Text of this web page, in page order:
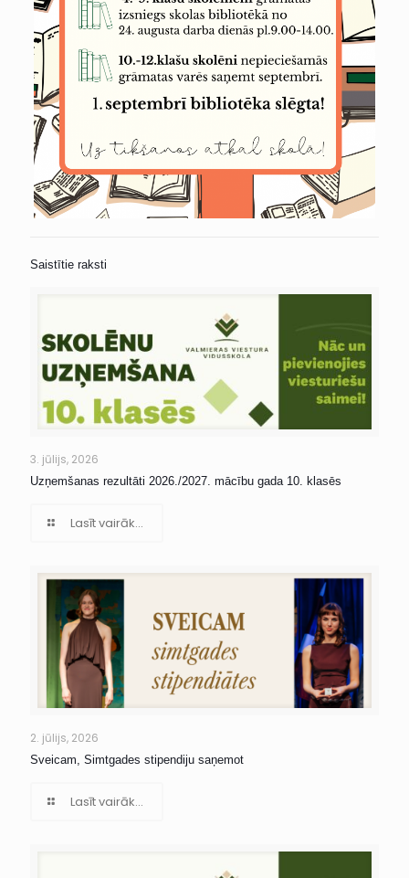
Saistītie raksti
3. jūlijs, 2026
Uzņemšanas rezultāti 2026./2027. mācību gada 10. klasēs
Lasīt vairāk...
2. jūlijs, 2026
Sveicam, Simtgades stipendiju saņemot
Lasīt vairāk...